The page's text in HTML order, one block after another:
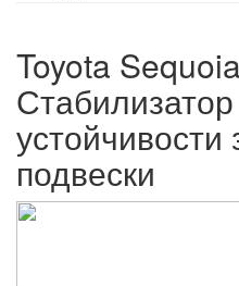
Toyota
устойчивости
подвески